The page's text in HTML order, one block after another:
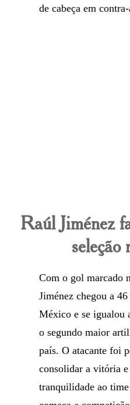
de cabeça em
Raúl Jiménez
seleção
Com o gol marcado
Jiménez chegou a
México e se igualou
o segundo maior
país. O atacante foi
consolidar a vitória
tranquilidade ao